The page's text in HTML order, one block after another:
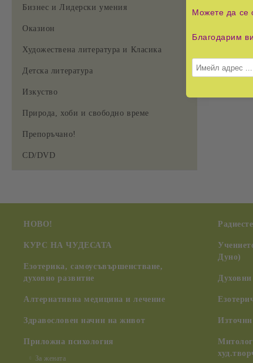
Бизнес и Лидерски умения
Оказион
Художествена литература и Класика
Детска литература
Изкуство
Природа, хоби и свободно време
Препоръчано!
CD/DVD
НОВО!
КУРС НА ЧУДЕСАТА
Езотерика, самоусъвършенстване,
духовно развитие
Алтернативна медицина и лечение
Здравословен начин на живот
Приложна психология
За жената
Дуно)
Можете да се
Благодарим